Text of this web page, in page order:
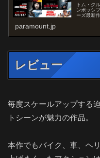
トム・ク
ンポッシ
ーズ最新
paramount.jp
レビュー
毎度スケールアップする
トシーンが魅力の作品。
本作でもバイク、車、ヘ